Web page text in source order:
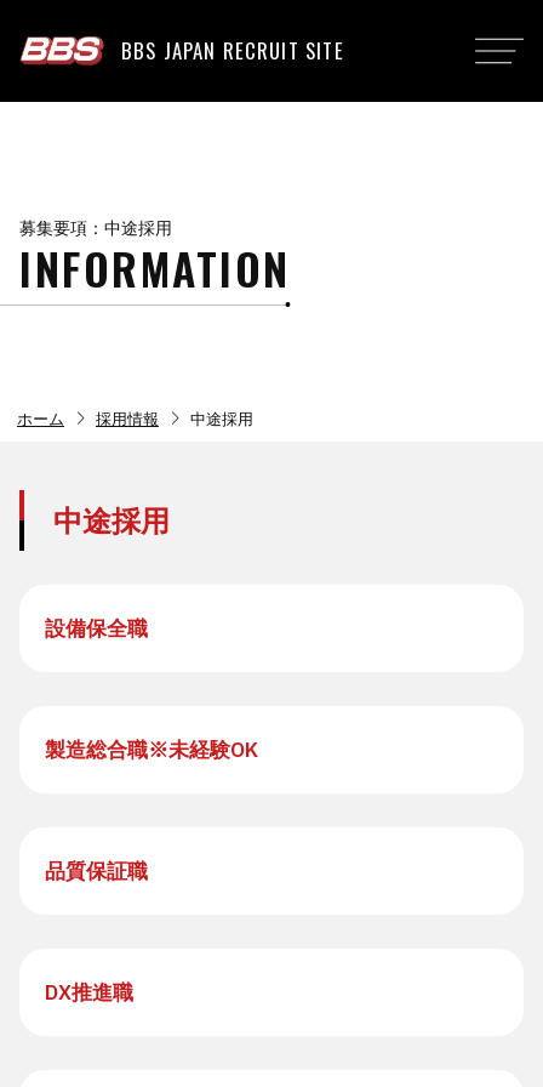
BBS JAPAN RECRUIT SITE
募集要項：中途採用
INFORMATION
ホーム chevron_right 採用情報 chevron_right 中途採用
中途採用
設備保全職
製造総合職※未経験OK
品質保証職
DX推進職